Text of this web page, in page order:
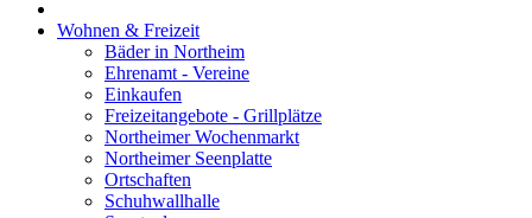
Wohnen & Freizeit
Bäder in Northeim
Ehrenamt - Vereine
Einkaufen
Freizeitangebote - Grillplätze
Northeimer Wochenmarkt
Northeimer Seenplatte
Ortschaften
Schuhwallhalle